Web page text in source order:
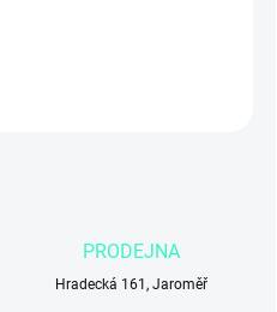
PRODEJNA
Hradecká 161, Jaroměř